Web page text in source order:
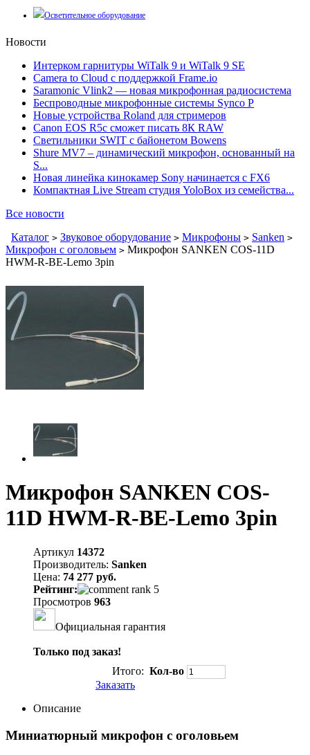
Осветительное оборудование
Новости
Интерком гарнитуры WiTalk 9 и WiTalk 9 SE
Camera to Cloud с поддержкой Frame.io
Saramonic Vlink2 — новая микрофонная радиосистема
Беспроводные микрофонные системы Synco P
Новые устройства Roland для стримеров
Canon EOS R5c сможет писать 8К RAW
Светильники SWIT с байонетом Bowens
Shure MV7 – динамический микрофон, основанный на
S...
Новая линейка кинокамер Sony начинается с FX6
Компактная Live Stream студия YoloBox из семейства...
Все новости
Каталог > Звуковое оборудование > Микрофоны > Sanken >
Микрофон с оголовьем > Микрофон SANKEN COS-11D
HWM-R-BE-Lemo 3pin
Микрофон SANKEN COS-
11D HWM-R-BE-Lemo 3pin
Артикул 14372
Производитель: Sanken
Цена: 74 277 руб.
Рейтинг:
Просмотров 963
Официальная гарантия
Только под заказ!
Итого: Кол-во
Заказать
Описание
Миниатюрный микрофон с оголовьем